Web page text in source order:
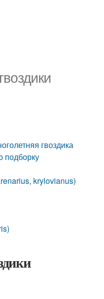
гвоздика
подборку
krylovianus)